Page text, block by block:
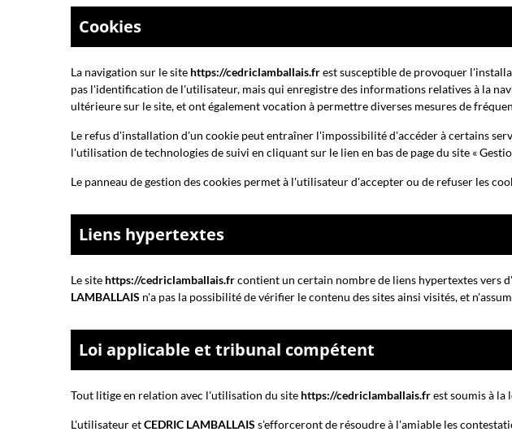
Cookies
La navigation sur le site https://cedriclamballais.frest susceptible de provoquer
pas l'identification de l'utilisateur, mais qui enregistre des informations relatives à la
ultérieure sur le site, et ont également vocation à permettre diverses mesures de
Le refus d'installation d'un cookie peut entraîner l'impossibilité d'accéder à certains
l'utilisation de technologies de suivi en cliquant sur le lien en bas de page du site «
Le panneau de gestion des cookies permet à l'utilisateur d'accepter ou de refuser les
Liens hypertextes
Le site https://cedriclamballais.frcontient un certain nombre de liens hypertextes vers
LAMBALLAIS n'a pas la possibilité de vérifier le contenu des sites ainsi visités, et
Loi applicable et tribunal compétent
Tout litige en relation avec l'utilisation du site https://cedriclamballais.frest soumis à la
L'utilisateur etCEDRIC LAMBALLAIS s'efforceront de résoudre à l'amiable les